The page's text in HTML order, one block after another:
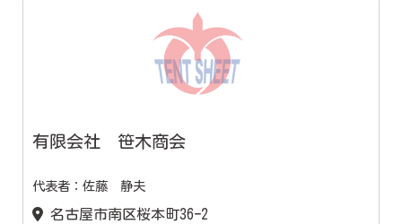
有限会社 笹木商会
代表者：佐藤 静夫
名古屋市南区桜本町36ｰ2